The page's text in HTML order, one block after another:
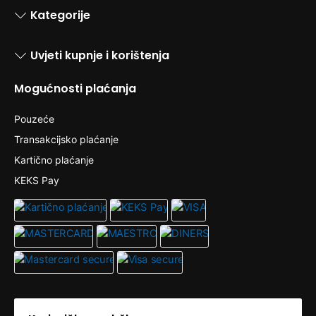
Kategorije
Uvjeti kupnje i korištenja
Mogućnosti plaćanja
Pouzeće
Transakcijsko plaćanje
Kartično plaćanje
KEKS Pay